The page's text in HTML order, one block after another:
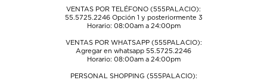
VENTAS POR TELÉFONO (555PALACIO):
55.5725.2246Opción 1 y posteriormente 3
Horario: 08:00am a 24:00pm
VENTAS POR WHATSAPP (555PALACIO):
Agregar en whatsapp 55.5725.2246
Horario: 08:00am a 24:00pm
PERSONAL SHOPPING (555PALACIO):